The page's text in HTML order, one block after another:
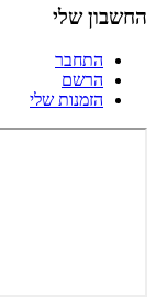
החשבון שלי
התחבר
הרשם
הזמנות שלי